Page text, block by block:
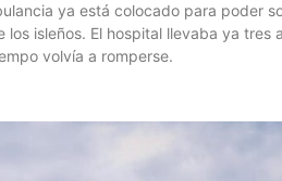
ya está colocado para poder
isleños. El hospital llevaba ya tres
volvía a romperse.